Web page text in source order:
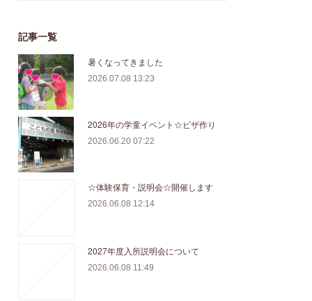
記事一覧
暑くなってきました
2026.07.08 13:23
2026年の学童イベント☆ピザ作り
2026.06.20 07:22
☆体験保育・説明会☆開催します
2026.06.08 12:14
2027年度入所説明会について
2026.06.08 11:49